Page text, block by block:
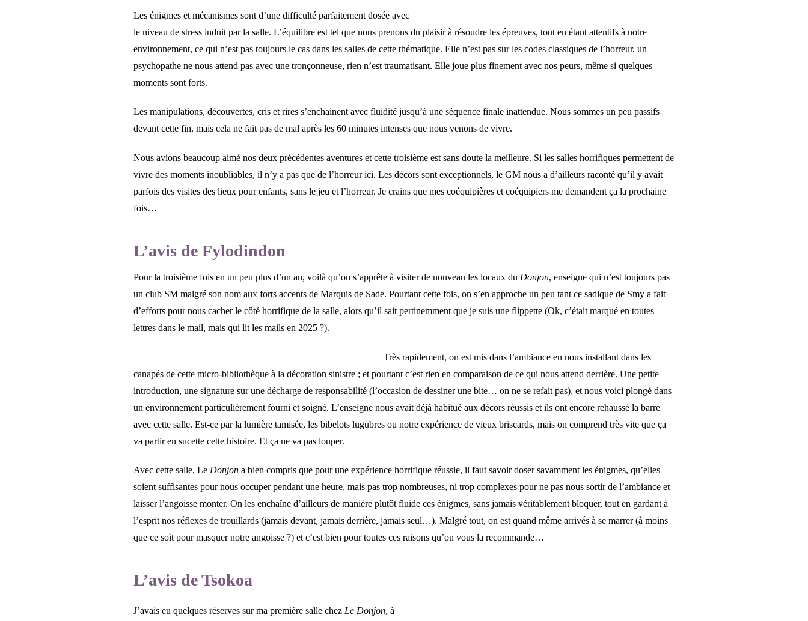
Les énigmes et mécanismes sont d’une difficulté parfaitement dosée avec
le niveau de stress induit par la salle. L’équilibre est tel que nous prenons du plaisir à résoudre les épreuves, tout en étant attentifs à notre
environnement, ce qui n’est pas toujours le cas dans les salles de cette thématique. Elle n’est pas sur les codes classiques de l’horreur, un
psychopathe ne nous attend pas avec une tronçonneuse, rien n’est traumatisant. Elle joue plus finement avec nos peurs, même si quelques
moments sont forts.
Les manipulations, découvertes, cris et rires s’enchainent avec fluidité jusqu’à une séquence finale inattendue. Nous sommes un peu passifs
devant cette fin, mais cela ne fait pas de mal après les 60 minutes intenses que nous venons de vivre.
Nous avions beaucoup aimé nos deux précédentes aventures et cette troisième est sans doute la meilleure. Si les salles horrifiques permettent de
vivre des moments inoubliables, il n’y a pas que de l’horreur ici. Les décors sont exceptionnels, le GM nous a d’ailleurs raconté qu’il y avait
parfois des visites des lieux pour enfants, sans le jeu et l’horreur. Je crains que mes coéquipières et coéquipiers me demandent ça la prochaine
fois…
L’avis de Fylodindon
Pour la troisième fois en un peu plus d’un an, voilà qu’on s’apprête à visiter de nouveau les locaux du Donjon, enseigne qui n’est toujours pas
un club SM malgré son nom aux forts accents de Marquis de Sade. Pourtant cette fois, on s’en approche un peu tant ce sadique de Smy a fait
d’efforts pour nous cacher le côté horrifique de la salle, alors qu’il sait pertinemment que je suis une flippette (Ok, c’était marqué en toutes
lettres dans le mail, mais qui lit les mails en 2025 ?).
Très rapidement, on est mis dans l’ambiance en nous installant dans les
canapés de cette micro-bibliothèque à la décoration sinistre ; et pourtant c’est rien en comparaison de ce qui nous attend derrière. Une petite
introduction, une signature sur une décharge de responsabilité (l’occasion de dessiner une bite… on ne se refait pas), et nous voici plongé dans
un environnement particulièrement fourni et soigné. L’enseigne nous avait déjà habitué aux décors réussis et ils ont encore rehaussé la barre
avec cette salle. Est-ce par la lumière tamisée, les bibelots lugubres ou notre expérience de vieux briscards, mais on comprend très vite que ça
va partir en sucette cette histoire. Et ça ne va pas louper.
Avec cette salle, Le Donjon a bien compris que pour une expérience horrifique réussie, il faut savoir doser savamment les énigmes, qu’elles
soient suffisantes pour nous occuper pendant une heure, mais pas trop nombreuses, ni trop complexes pour ne pas nous sortir de l’ambiance et
laisser l’angoisse monter. On les enchaîne d’ailleurs de manière plutôt fluide ces énigmes, sans jamais véritablement bloquer, tout en gardant à
l’esprit nos réflexes de trouillards (jamais devant, jamais derrière, jamais seul…). Malgré tout, on est quand même arrivés à se marrer (à moins
que ce soit pour masquer notre angoisse ?) et c’est bien pour toutes ces raisons qu’on vous la recommande…
L’avis de Tsokoa
J’avais eu quelques réserves sur ma première salle chez Le Donjon, à